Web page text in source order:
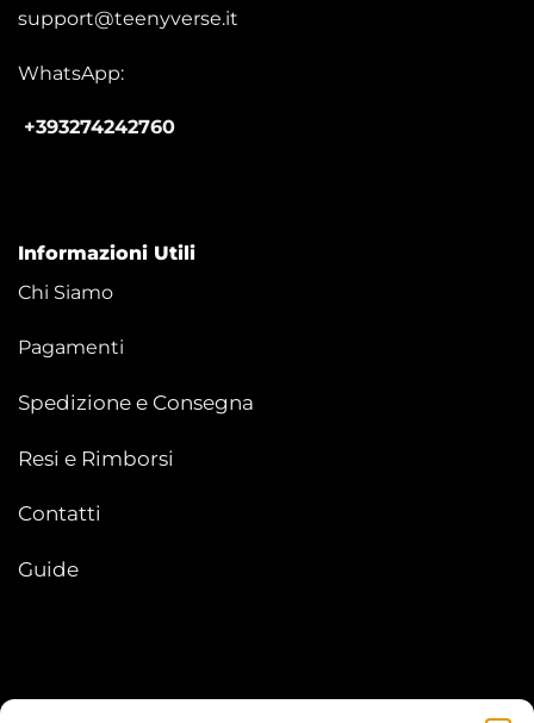
support@teenyverse.it
WhatsApp:
+393274242760
Informazioni Utili
Chi Siamo
Pagamenti
Spedizione e Consegna
Resi e Rimborsi
Contatti
Guide